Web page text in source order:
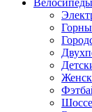
Велосипеды